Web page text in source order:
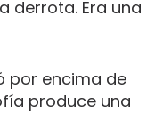
derrota. Era una
por encima de
produce una